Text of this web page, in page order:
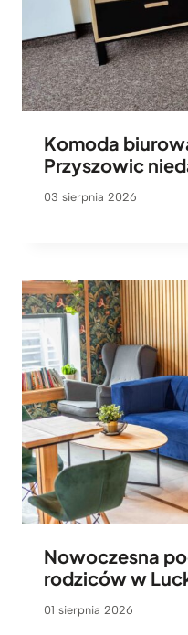
Komoda
Przyszowic
03 sierpnia 2026
Nowoczesna
rodziców w
01 sierpnia 2026